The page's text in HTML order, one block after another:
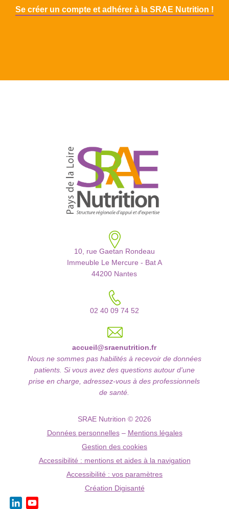
Se créer un compte et adhérer à la SRAE Nutrition !
10, rue Gaetan Rondeau
Immeuble Le Mercure - Bat A
44200 Nantes
02 40 09 74 52
accueil@sraenutrition.fr
Nous ne sommes pas habilités à recevoir de données
patients. Si vous avez des questions autour d'une
prise en charge, adressez-vous à des professionnels
de santé.
SRAE Nutrition © 2026
Données personnelles– Mentions légales
Gestion des cookies
Accessibilité : mentions et aides à la navigation
Accessibilité : vos paramètres
Création Digisanté
LinkedIn